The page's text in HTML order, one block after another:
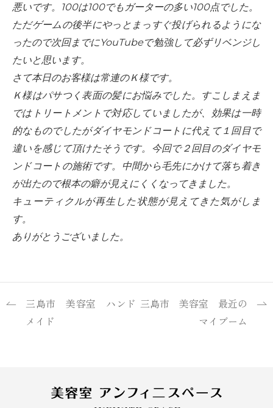
悪いです。100は100でもガーターの多い100点でした。
ただゲームの後半にやっとまっすぐ投げられるようにな
ったので次回までにYouTubeで勉強して必ずリベンジし
たいと思います。
さて本日のお客様は常連のＫ様です。
Ｋ様はパサつく表面の髪にお悩みでした。すこしまえま
ではトリートメントで対応していましたが、効果は一時
的なものでしたがダイヤモンドコートに代えて１回目で
違いを感じて頂けたそうです。今回で２回目のダイヤモ
ンドコートの施術です。中間から毛先にかけて落ち着き
が出たので根本の癖が見えにくくなってきました。
キューティクルが再生した状態が見えてきた気がしま
す。
ありがとうございました。
三島市 美容室 ハンド
メイド
三島市 美容室 最近の
マイブーム